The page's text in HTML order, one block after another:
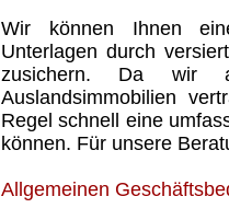
Wir können Ihnen
Unterlagen durch
zusichern. Da wir
Auslandsimmobilien
Regel schnell eine
können. Für unsere
Allgemeinen